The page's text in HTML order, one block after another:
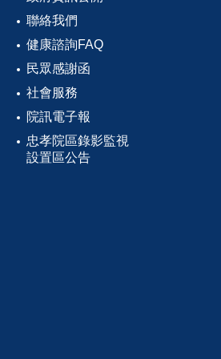
聯絡我們
健康諮詢FAQ
民眾感謝函
社會服務
院訊電子報
忠孝院區錄影監視
設置區公告